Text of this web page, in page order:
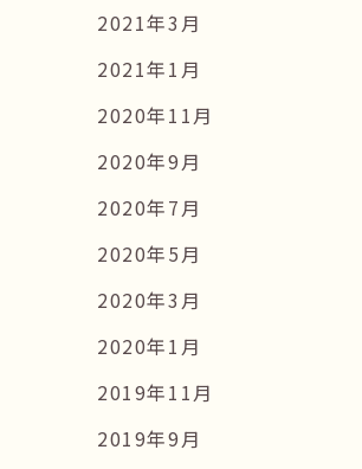
2021年3月
2021年1月
2020年11月
2020年9月
2020年7月
2020年5月
2020年3月
2020年1月
2019年11月
2019年9月